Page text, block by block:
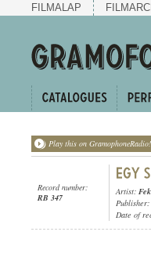
FILMALAP
Play this on GramophoneRadio!
Record number:
RB 347
Artist:
Publisher:
Date of